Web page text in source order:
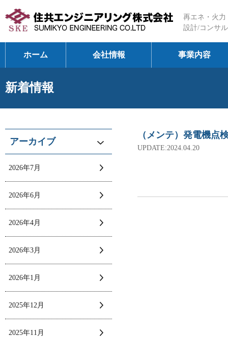
再エネ・火
設計/コンサ
ホーム 会社情報 事業内容
新着情報
（メンテ）発電機点
UPDATE:2024.04.20
アーカイブ
2026年7月
2026年6月
2026年4月
2026年3月
2026年1月
2025年12月
2025年11月